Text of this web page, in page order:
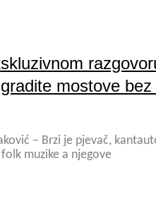
mostove
– Brzi je pjevač,
muzike a njegove